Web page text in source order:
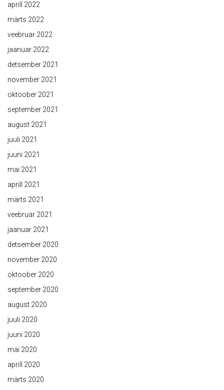
aprill 2022
märts 2022
veebruar 2022
jaanuar 2022
detsember 2021
november 2021
oktoober 2021
september 2021
august 2021
juuli 2021
juuni 2021
mai 2021
aprill 2021
märts 2021
veebruar 2021
jaanuar 2021
detsember 2020
november 2020
oktoober 2020
september 2020
august 2020
juuli 2020
juuni 2020
mai 2020
aprill 2020
märts 2020